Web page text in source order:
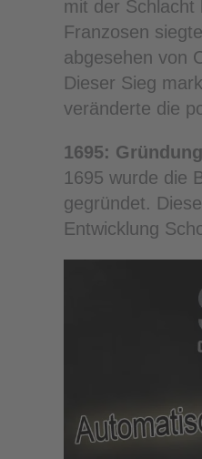
mit der Schlacht
Franzosen
abgesehen von
Dieser Sieg
veränderte die
1695:
1695 wurde die
gegründet.
Entwicklung